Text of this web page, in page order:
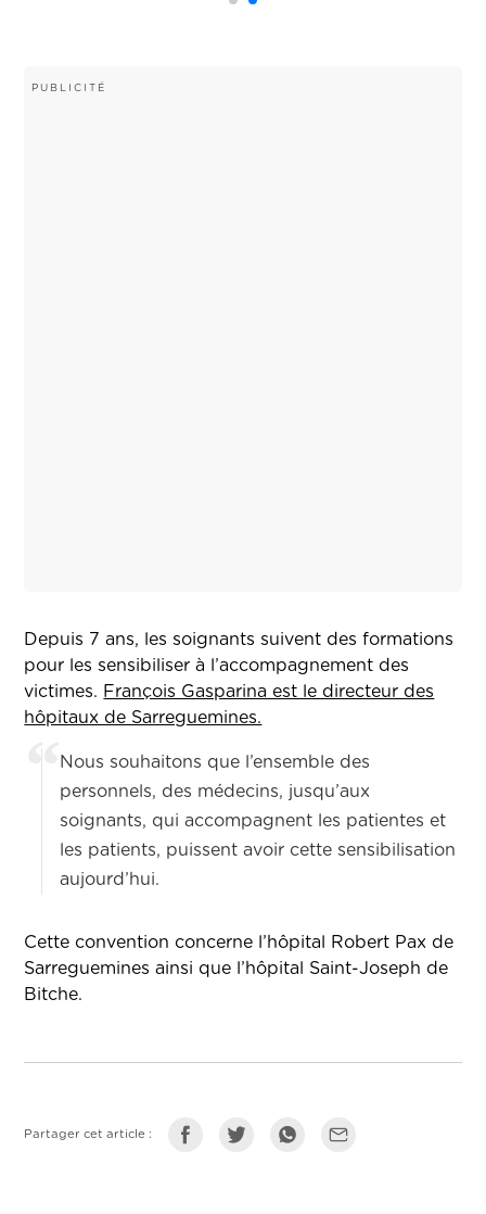
Depuis 7 ans, les soignants suivent des formations
pour les sensibiliser à l’accompagnement des
victimes. François Gasparina est le directeur des
hôpitaux de Sarreguemines.
Nous souhaitons que l’ensemble des
personnels, des médecins, jusqu’aux
soignants, qui accompagnent les patientes et
les patients, puissent avoir cette sensibilisation
aujourd’hui.
Cette convention concerne l’hôpital Robert Pax de
Sarreguemines ainsi que l’hôpital Saint-Joseph de
Bitche.
Partager cet article :